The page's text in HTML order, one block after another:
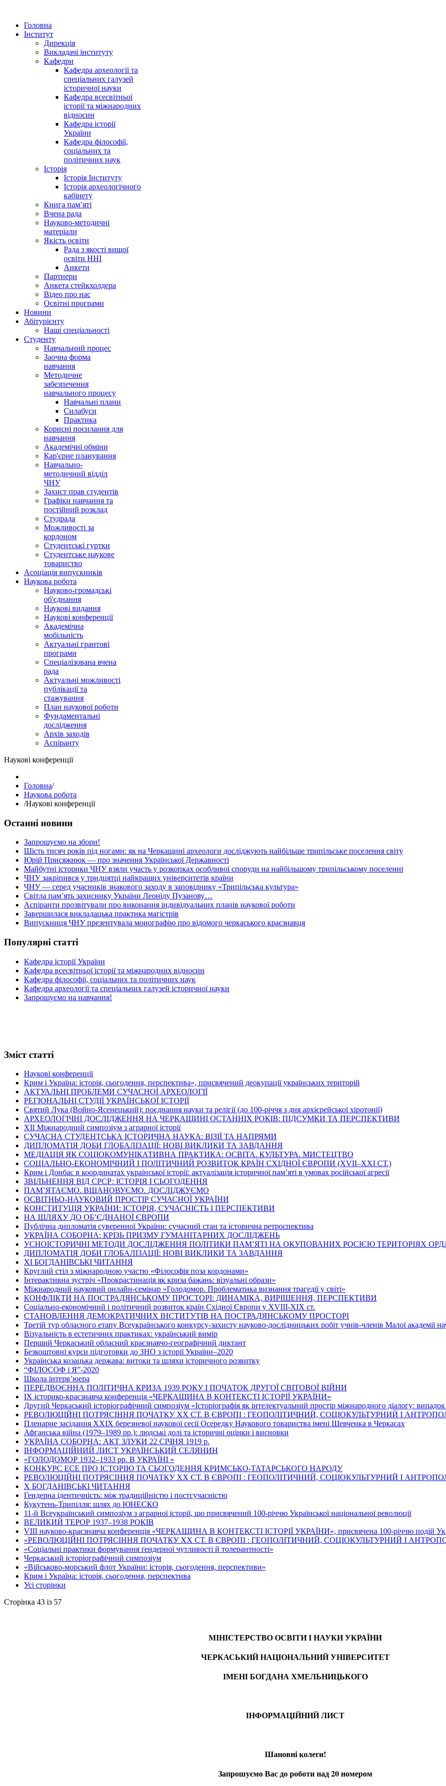
Головна
Інститут
Дирекція
Викладачі інституту
Кафедри
Кафедра археології та
спеціальних галузей
історичної науки
Кафедра всесвітньої
історії та міжнародних
відносин
Кафедра історії
України
Кафедра філософії,
соціальних та
політичних наук
Історія
Історія Інституту
Історія археологічного
кабінету
Книга памʼяті
Вчена рада
Науково-методичні
матеріали
Якість освіти
Рада з якості вищої
освіти ННІ
Анкети
Партнери
Анкета стейкхолдера
Відео про нас
Освітні програми
Hовини
Абітурієнту
Наші спеціальності
Студенту
Навчальний процес
Заочна форма
навчання
Методичне
забезпечення
навчального процесу
Навчальні плани
Силабуси
Практика
Корисні посилання для
навчання
Академічні обміни
Кар'єрне планування
Навчально-
методичний відділ
ЧНУ
Захист прав студентів
Графіки навчання та
постійний розклад
Студрада
Можливості за
кордоном
Студентські гуртки
Студентське наукове
товариство
Асоціація випускників
Наукова робота
Науково-громадські
об'єднання
Наукові видання
Наукові конференції
Академічна
мобільність
Актуальні грантові
програми
Спеціалізована вчена
рада
Актуальні можливості
публікації та
стажування
План наукової роботи
Фундаментальні
дослідження
Архів заходів
Аспіранту
Наукові конференції
Головна/
Наукова робота
/Наукові конференції
Останні новини
Запрошуємо на збори!
Шість тисяч років під ногами: як на Черкащині археологи досліджують найбільше трипільське поселення світу
Юрій Присяжнюк — про значення Української Державності
Майбутні історики ЧНУ взяли участь у розкопках особливої споруди на найбільшому трипільському поселенні
ЧНУ закріпився у тридцятці найкращих університетів країни
ЧНУ — серед учасників знакового заходу в заповіднику «Трипільська культура»
Світла пам’ять захиснику України Леоніду Пузанову…
Аспіранти прозвітували про виконання індивідуальних планів наукової роботи
Завершилася викладацька практика магістрів
Випускниця ЧНУ презентувала монографію про відомого черкаського краєзнавця
Популярні статті
Кафедра історії України
Кафедра всесвітньої історії та міжнародних відносин
Кафедра філософії, соціальних та політичних наук
Кафедра археології та спеціальних галузей історичної науки
Запрошуємо на навчання!
Зміст статті
Наукові конференції
Крим і Україна: історія, сьогодення, перспектива», присвячений деокупації українських територій
АКТУАЛЬНІ ПРОБЛЕМИ СУЧАСНОЇ АРХЕОЛОГІЇ
РЕГІОНАЛЬНІ СТУДІЇ УКРАЇНСЬКОЇ ІСТОРІЇ
Святий Лука (Войно-Ясенецький): поєднання науки та релігії (до 100-річчя з дня архієрейської хіротонії)
АРХЕОЛОГІЧНІ ДОСЛІДЖЕННЯ НА ЧЕРКАЩИНІ ОСТАННІХ РОКІВ: ПІДСУМКИ ТА ПЕРСПЕКТИВИ
ХІІ Міжнародний симпозіум з аграрної історії
СУЧАСНА СТУДЕНТСЬКА ІСТОРИЧНА НАУКА: ВІЗІЇ ТА НАПРЯМИ
ДИПЛОМАТІЯ ДОБИ ГЛОБАЛІЗАЦІЇ: НОВІ ВИКЛИКИ ТА ЗАВДАННЯ
МЕДІАЦІЯ ЯК СОЦІОКОМУНІКАТИВНА ПРАКТИКА: ОСВІТА. КУЛЬТУРА. МИСТЕЦТВО
СОЦІАЛЬНО-ЕКОНОМІЧНИЙ І ПОЛІТИЧНИЙ РОЗВИТОК КРАЇН СХІДНОЇ ЄВРОПИ (ХVІІ–ХХІ СТ.)
Крим і Донбас в координатах української історії: актуалізація історичної пам’яті в умовах російської агресії
ЗВІЛЬНЕННЯ ВІД СРСР: ІСТОРІЯ І СЬОГОДЕННЯ
ПАМ’ЯТАЄМО. ВШАНОВУЄМО. ДОСЛІДЖУЄМО
ОСВІТНЬО-НАУКОВИЙ ПРОСТІР СУЧАСНОЇ УКРАЇНИ
КОНСТИТУЦІЯ УКРАЇНИ: ІСТОРІЯ, СУЧАСНІСТЬ І ПЕРСПЕКТИВИ
НА ШЛЯХУ ДО ОБ’ЄДНАНОЇ ЄВРОПИ
Публічна дипломатія суверенної України: сучасний стан та історична ретроспектива
УКРАЇНА СОБОРНА: КРІЗЬ ПРИЗМУ ГУМАНІТАРНИХ ДОСЛІДЖЕНЬ
УСНОІСТОРИЧНІ МЕТОДИ ДОСЛІДЖЕННЯ ПОЛІТИКИ ПАМ’ЯТІ НА ОКУПОВАНИХ РОСІЄЮ ТЕРИТОРІЯХ
ДИПЛОМАТІЯ ДОБИ ГЛОБАЛІЗАЦІЇ: НОВІ ВИКЛИКИ ТА ЗАВДАННЯ
ХІ БОГДАНІВСЬКІ ЧИТАННЯ
Круглий стіл з міжнародною участю «Філософія поза кордонами»
Інтерактивна зустріч «Прокрастинація як криза бажань: візуальні образи»
Міжнародний науковий онлайн-семінар «Голодомор. Проблематика визнання трагедії у світі»
КОНФЛІКТИ НА ПОСТРАДЯНСЬКОМУ ПРОСТОРІ: ДИНАМІКА, ВИРІШЕННЯ, ПЕРСПЕКТИВИ
Соціально-економічний і політичний розвиток країн Східної Європи у ХVІІІ-ХІХ ст.
СТАНОВЛЕННЯ ДЕМОКРАТИЧНИХ ІНСТИТУТІВ НА ПОСТРАДЯНСЬКОМУ ПРОСТОРІ
Третій тур обласного етапу Всеукраїнського конкурсу-захисту науково-дослідницьких робіт учнів-членів Малої академії
Візуальність в естетичних практиках: український вимір
Перший Черкаський обласний краєзнавчо-географічний диктант
Безкоштовні курси підготовки до ЗНО з історії України–2020
Українська козацька держава: витоки та шляхи історичного розвитку
“ФІЛОСОФ і Я”-2020
Школа інтерв’юера
ПЕРЕДВОЄННА ПОЛІТИЧНА КРИЗА 1939 РОКУ І ПОЧАТОК ДРУГОЇ СВІТОВОЇ ВІЙНИ
ІХ історико-краєзнавча конференція «ЧЕРКАЩИНА В КОНТЕКСТІ ІСТОРІЇ УКРАЇНИ»
Другий Черкаський історіографічний симпозіум «Історіографія як інтелектуальний простір міжнародного діалогу:
РЕВОЛЮЦІЙНІ ПОТРЯСІННЯ ПОЧАТКУ ХХ СТ. В ЄВРОПІ : ГЕОПОЛІТИЧНИЙ, СОЦІОКУЛЬТУРНИЙ І
Пленарне засідання ХХІХ березневої наукової сесії Осередку Наукового товариства імені Шевченка в Черкасах
Афганська війна (1979–1989 рр.): людські долі та історичні оцінки і висновки
УКРАЇНА СОБОРНА: АКТ ЗЛУКИ 22 СІЧНЯ 1919 р.
ІНФОРМАЦІЙНИЙ ЛИСТ УКРАЇНСЬКИЙ СЕЛЯНИН
«ГОЛОДОМОР 1932–1933 рр. В УКРАЇНІ »
КОНКУРС ЕСЕ ПРО ІСТОРІЮ ТА СЬОГОДЕННЯ КРИМСЬКО-ТАТАРСЬКОГО НАРОДУ
РЕВОЛЮЦІЙНІ ПОТРЯСІННЯ ПОЧАТКУ ХХ СТ. В ЄВРОПІ : ГЕОПОЛІТИЧНИЙ, СОЦІОКУЛЬТУРНИЙ І
Х БОГДАНІВСЬКІ ЧИТАННЯ
Гендерна ідентичність: між традиційністю і постсучасністю
Кукутень-Трипілля: шлях до ЮНЕСКО
11-й Всеукраїнський симпозіум з аграрної історії, що присвячений 100-річчю Української національної революції
ВЕЛИКИЙ ТЕРОР 1937–1938 РОКІВ
VІІІ науково-краєзнавча конференція «ЧЕРКАЩИНА В КОНТЕКСТІ ІСТОРІЇ УКРАЇНИ», присвячена 100-річчю подій
«РЕВОЛЮЦІЙНІ ПОТРЯСІННЯ ПОЧАТКУ ХХ СТ. В ЄВРОПІ : ГЕОПОЛІТИЧНИЙ, СОЦІОКУЛЬТУРНИЙ І
«Соціальні практики формування ґендерної чутливості й толерантності»
Черкаський історіографічний симпозіум
«Військово-морський флот України: історія, сьогодення, перспективи»
Крим і Україна: історія, сьогодення, перспектива
Усі сторінки
Сторінка 43 із 57
МІНІСТЕРСТВО ОСВІТИ І НАУКИ УКРАЇНИ
ЧЕРКАСЬКИЙ НАЦІОНАЛЬНИЙ УНІВЕРСИТЕТ
ІМЕНІ БОГДАНА ХМЕЛЬНИЦЬКОГО
ІНФОРМАЦІЙНИЙ ЛИСТ
Шановні колеги!
Запрошуємо Вас до роботи над 20 номером